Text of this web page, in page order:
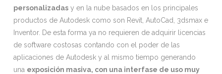
personalizadasy en la nube basados en los principales
productos de Autodesk como son Revit, AutoCad, 3dsmax e
Inventor. De esta forma ya no requieren de adquirir licencias
de software costosas contando con el poder de las
aplicaciones de Autodesk y al mismo tiempo generando
una exposición masiva, con una interfase de uso muy